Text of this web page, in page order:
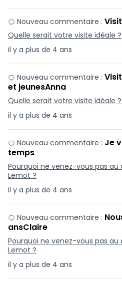
il y a plus de 4 ans
Nouveau commentaire :
Quelle serait votre visite idéale ?
il y a plus de 4 ans
Nouveau commentaire :
et jeunesAnna
Quelle serait votre visite idéale ?
il y a plus de 4 ans
Nouveau commentaire : Je
temps
Pourquoi ne venez-vous pas
Lemot ?
il y a plus de 4 ans
Nouveau commentaire :
ansClaire
Pourquoi ne venez-vous pas
Lemot ?